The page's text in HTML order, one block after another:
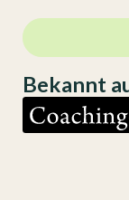
Bekannt